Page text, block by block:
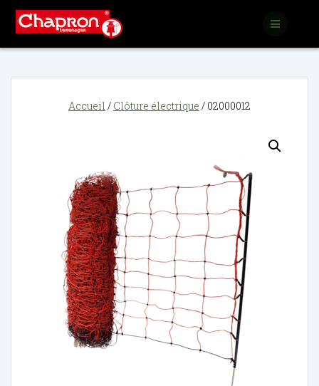
Accueil / Clôture électrique / 02000012